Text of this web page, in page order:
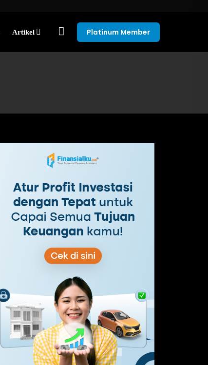
Artikel Platinum Member